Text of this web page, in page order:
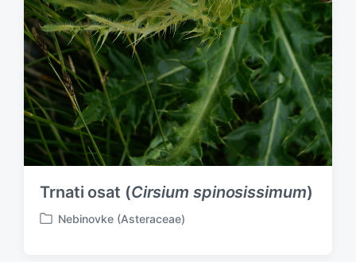
Trnati osat (Cirsium spinosissimum)
P
Nebinovke (Asteraceae)